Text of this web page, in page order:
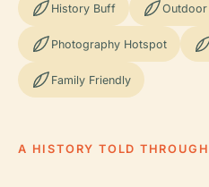
History Buff
Photography Hotspot
Family Friendly
A HISTORY TOLD